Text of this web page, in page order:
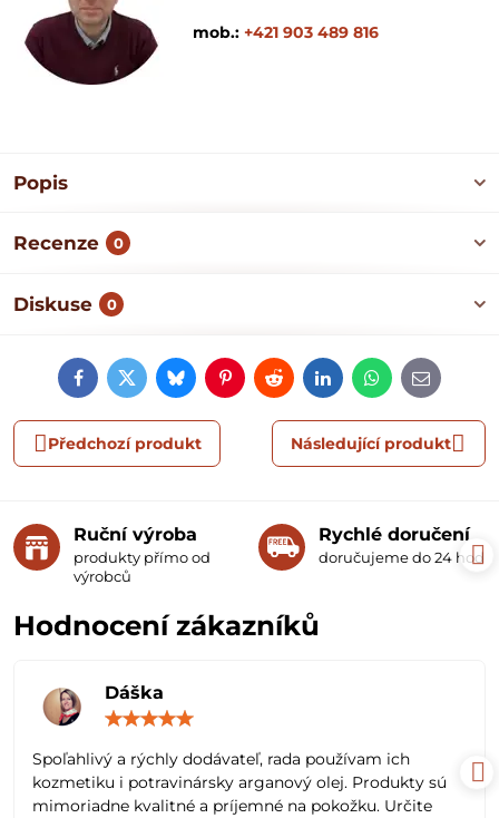
mob.: +421 903 489 816
Popis
Recenze 0
Diskuse 0
FacebookTwitterBlueskyPinterestRedditLinkedInWhatsApp
E-
mail
Předchozí produkt Následující produkt
Ruční výroba
produkty přímo od
výrobců
Rychlé doručení
doručujeme do 24 hodin
Hodnocení zákazníků
Dáška
5
Spoľahlivý a rýchly dodávateľ, rada používam ich
kozmetiku i potravinársky arganový olej. Produkty sú
mimoriadne kvalitné a príjemné na pokožku. Určite